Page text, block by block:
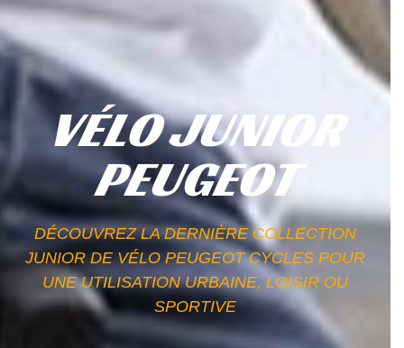
VÉLO JUNIOR
PEUGEOT
DÉCOUVREZ LA DERNIÈRE COLLECTION
JUNIOR DE VÉLO PEUGEOT CYCLES POUR
UNE UTILISATION URBAINE, LOISIR OU
SPORTIVE